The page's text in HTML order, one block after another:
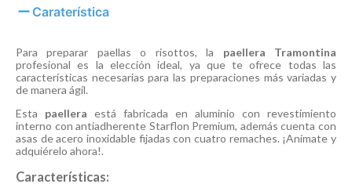
Caraterística
Para preparar paellas o risottos, la paellera
Tramontina
profesional es la elección ideal, ya que te ofrece todas las
características necesarias para las preparaciones más variadas y
de manera ágil.
Esta paellera está fabricada en aluminio con revestimiento
interno con antiadherente Starflon Premium, además cuenta con
asas de acero inoxidable fijadas con cuatro remaches. ¡Anímate y
adquiérelo ahora!.
Características: